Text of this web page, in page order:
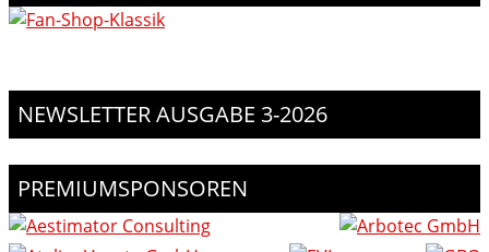
NEWSLETTER AUSGABE 3-2026
PREMIUMSPONSOREN